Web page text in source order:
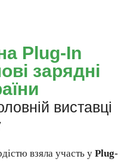
Plug-In
зарядні
виставці
взяла участь у Plug-